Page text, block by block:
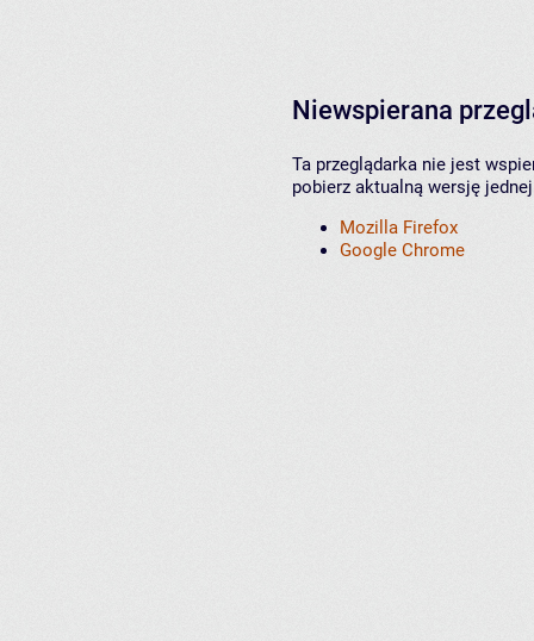
Niewspierana
Ta przeglądarka nie jest
pobierz aktualną wersję
Mozilla Firefox
Google Chrome